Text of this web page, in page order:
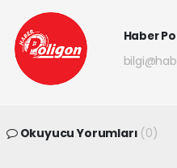
Haber
Okuyucu Yorumları (0)